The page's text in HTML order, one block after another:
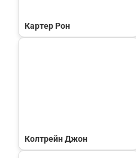
Картер Рон
Колтрейн Джон